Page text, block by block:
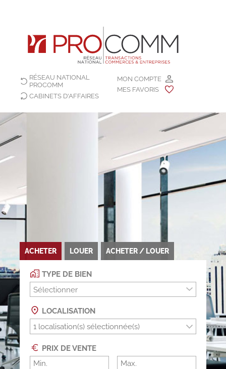
MON COMPTE
MES FAVORIS
RÉSEAU NATIONAL
PROCOMM
CABINETS D'AFFAIRES
ACHETER LOUER ACHETER / LOUER
TYPE DE BIEN
Sélectionner
LOCALISATION
PRIX DE VENTE